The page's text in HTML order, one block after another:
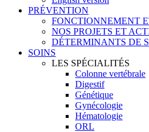
PRÉVENTION
FONCTIONNEMENT
NOS PROJETS ET
DÉTERMINANTS DE
SOINS
LES SPÉCIALITÉS
Colonne vertébrale
Digestif
Génétique
Gynécologie
Hématologie
ORL